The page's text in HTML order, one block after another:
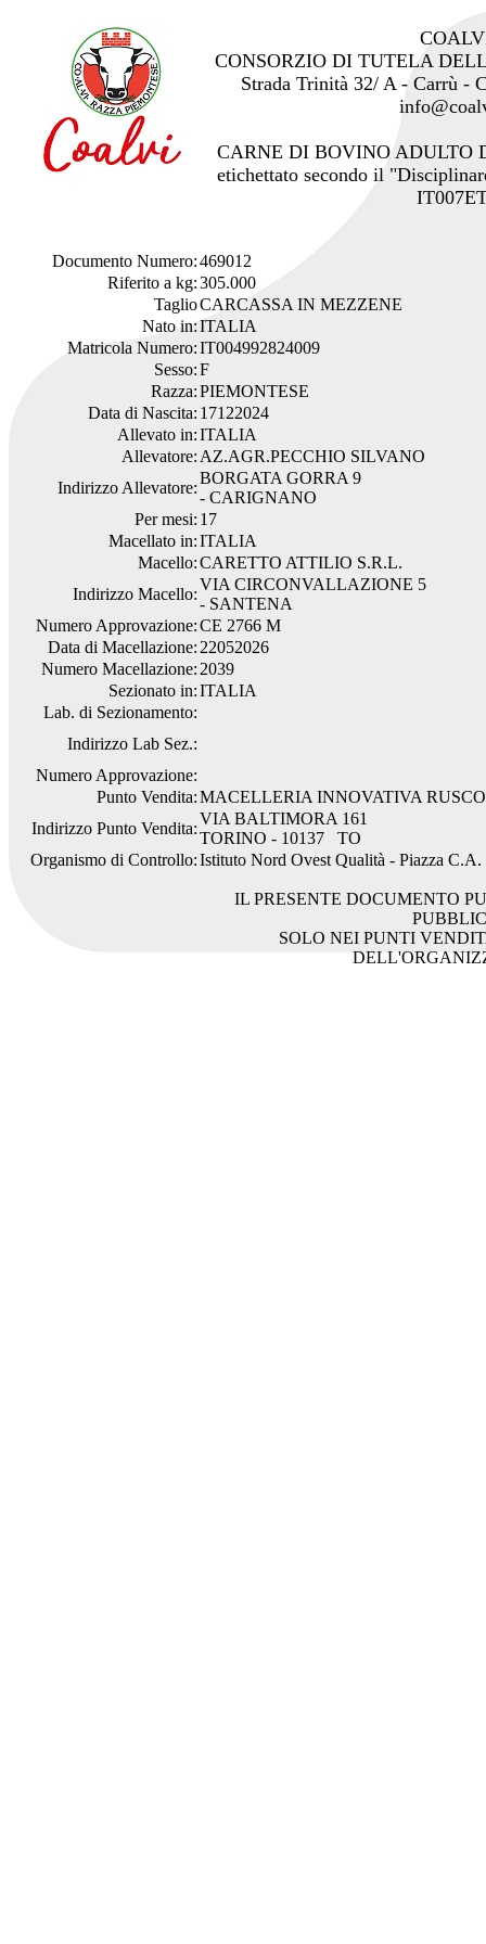
CONSORZIO DI TUTELA
Strada Trinità 32/ A - Carrù -
CARNE DI BOVINO ADULTO
etichettato secondo il
Documento Numero:469012
Riferito a kg:305.000
TaglioCARCASSA IN MEZZENE
Nato in:ITALIA
Matricola Numero:IT004992824009
Sesso:F
Razza:PIEMONTESE
Data di Nascita: 17122024
Allevato in:ITALIA
Allevatore: AZ.AGR.PECCHIO SILVANO
Indirizzo Allevatore:
BORGATA GORRA 9
- CARIGNANO
Per mesi: 17
Macellato in:ITALIA
Macello:CARETTO ATTILIO S.R.L.
Indirizzo Macello:
VIA CIRCONVALLAZIONE 5
- SANTENA
Numero Approvazione:CE 2766 M
Data di Macellazione: 22052026
Numero Macellazione: 2039
Sezionato in:ITALIA
Lab. di Sezionamento:
Indirizzo Lab Sez.:
Numero Approvazione:
Punto Vendita:MACELLERIA INNOVATIVA
Indirizzo Punto Vendita:
VIA BALTIMORA 161
TORINO - 10137 TO
Organismo di Controllo:Istituto Nord Ovest Qualità - Piazza
IL PRESENTE DOCUMENTO
SOLO NEI PUNTI